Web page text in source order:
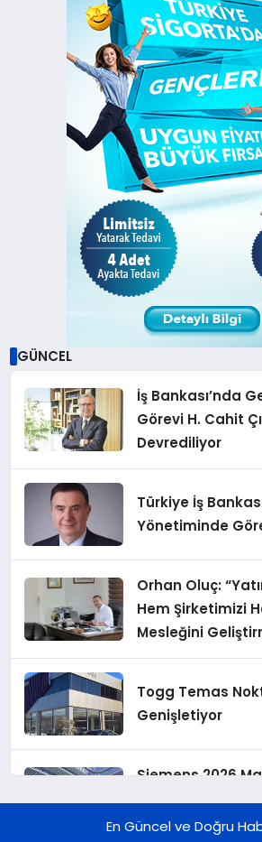
GÜNCEL
İş Bankası’nda
Görevi H. Cahit
Devrediliyor
Türkiye İş
Yönetiminde
Orhan Oluç:
Hem Şirketimizi
Mesleğini
Hedefliyoruz”
Togg Temas
Genişletiyor
Siemens 2026
Yükseltilen EPS
En Güncel ve Doğru